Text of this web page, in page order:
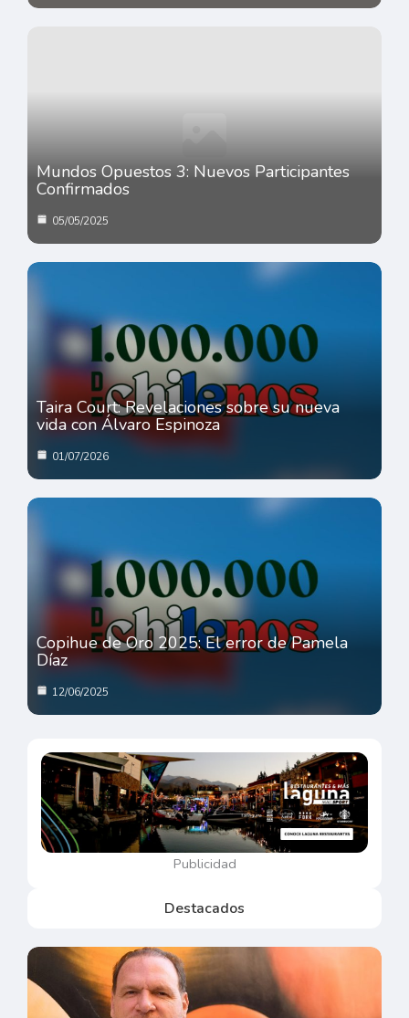
Mundos Opuestos 3: Nuevos Participantes
Confirmados
05/05/2025
Taira Court: Revelaciones sobre su nueva
vida con Álvaro Espinoza
01/07/2026
Copihue de Oro 2025: El error de Pamela
Díaz
12/06/2025
Publicidad
Destacados